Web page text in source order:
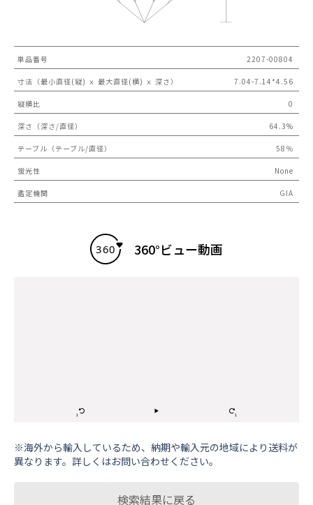
単品番号 2207-00804
寸法（最小直径(縦) ｘ 最大直径(横) ｘ 深さ） 7.04-7.14*4.56
縦横比 0
深さ（深さ/直径） 64.3%
テーブル（テーブル/直径） 58％
蛍光性 None
鑑定機関 GIA
360°ビュー動画
※海外から輸⼊しているため、納期や輸⼊元の地域により送料が
異なります。詳しくはお問い合わせください。
検索結果に戻る